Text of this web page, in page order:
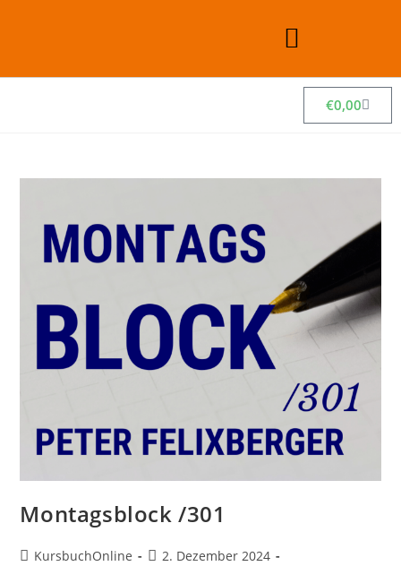
€0,00
Montagsblock /301
KursbuchOnline
2. Dezember 2024